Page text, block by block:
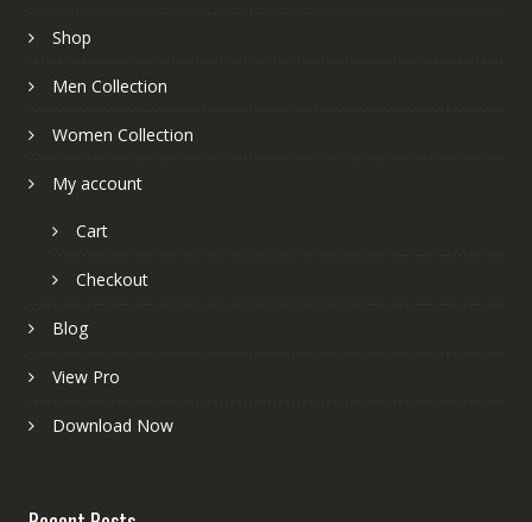
Shop
Men Collection
Women Collection
My account
Cart
Checkout
Blog
View Pro
Download Now